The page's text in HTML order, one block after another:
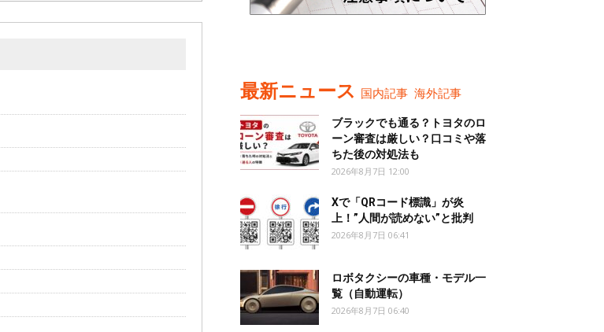
最新ニュース 国内記事 海外記事
ブラックでも通る？トヨタのロ
ーン審査は厳しい？口コミや落
ちた後の対処法も
2026年8月7日 12:00
Xで「QRコード標識」が炎
上！”人間が読めない”と批判
2026年8月7日 06:41
ロボタクシーの車種・モデル一
覧（自動運転）
2026年8月7日 06:40